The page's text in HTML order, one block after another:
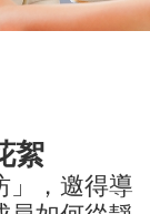
絮
」，邀得導